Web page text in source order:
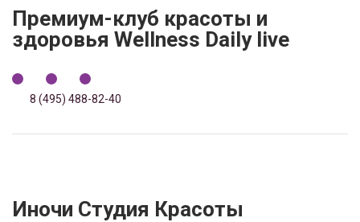
Премиум-клуб красоты и
здоровья Wellness Daily live
8 (495) 488-82-40
Иночи Студия Красоты